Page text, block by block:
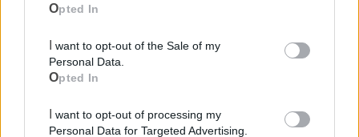
Opted In
Personal Data.
Opted In
Personal Data for Targeted Advertising.